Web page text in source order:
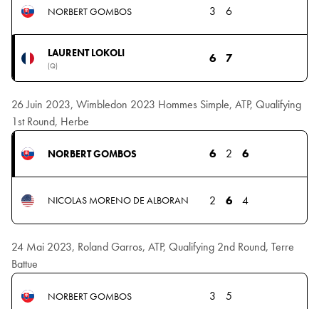
NORBERT GOMBOS 3 6
LAURENT LOKOLI
(Q)
6 7
26 Juin 2023, Wimbledon 2023 Hommes Simple, ATP, Qualifying
1st Round, Herbe
NORBERT GOMBOS 6 2 6
NICOLAS MORENO DE ALBORAN 2 6 4
24 Mai 2023, Roland Garros, ATP, Qualifying 2nd Round, Terre
Battue
NORBERT GOMBOS 3 5